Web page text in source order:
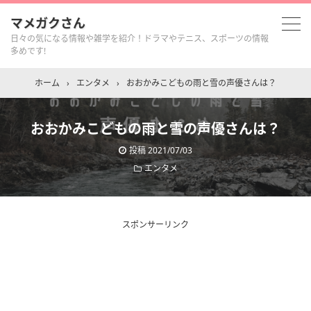
マメガクさん
日々の気になる情報や雑学を紹介！ドラマやテニス、スポーツの情報
多めです!
ホーム › エンタメ › おおかみこどもの雨と雪の声優さんは？
おおかみこどもの雨と雪の声優さんは？
投稿2021/07/03
エンタメ
スポンサーリンク